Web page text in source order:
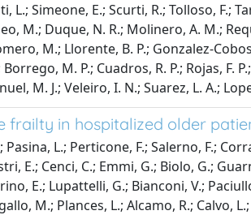
L.; Simeone, E.; Scurti, R.; Tolloso, F.;
M.; Duque, N. R.; Molinero, A. M.;
M.; Llorente, B. P.; Gonzalez-
M. P.; Cuadros, R. P.; Rojas, F.
M. J.; Veleiro, I. N.; Suarez, L. A.;
frailty in hospitalized older
L.; Perticone, F.; Salerno, F.;
E.; Cenci, C.; Emmi, G.; Biolo, G.;
E.; Lupattelli, G.; Bianconi, V.;
M.; Plances, L.; Alcamo, R.; Calvo,